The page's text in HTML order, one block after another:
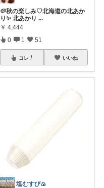
🥔秋の楽しみ♡北海道の北あか
り✨ 北あかり ...
￥ 4,444
0 1 51
コレ いいね
塩むすび🍙